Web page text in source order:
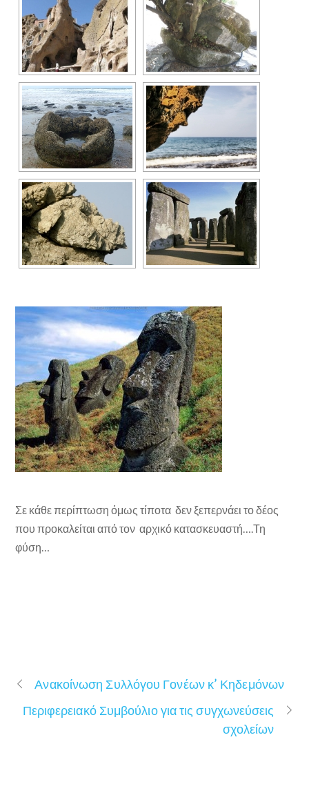
Σε κάθε περίπτωση όμως τίποτα δεν ξεπερνάει το δέος
που προκαλείται από τον αρχικό κατασκευαστή….Τη
φύση…
Ανακοίνωση Συλλόγου Γονέων κ’ Κηδεμόνων
Περιφερειακό Συμβούλιο για τις συγχωνεύσεις
σχολείων